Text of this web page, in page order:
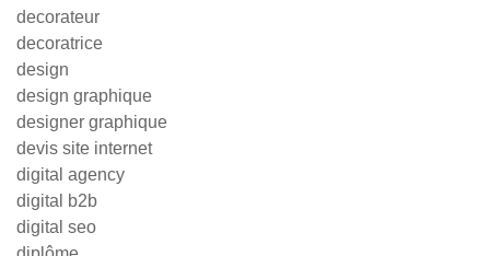
decorateur
decoratrice
design
design graphique
designer graphique
devis site internet
digital agency
digital b2b
digital seo